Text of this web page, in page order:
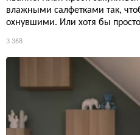
влажными салфетками так,
охнувшими. Или хотя бы
3 368